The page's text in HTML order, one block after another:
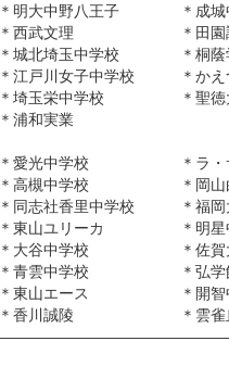
＊明大中野八王子
＊西武文理 ＊田
＊城北埼玉中学校
＊江戸川女子中学校 ＊か
＊埼玉栄中学校 ＊聖徳
＊浦和実業
＊愛光中学校 ＊ラ
＊高槻中学校 ＊岡山
＊同志社香里中学校 ＊福
＊東山ユリーカ ＊
＊大谷中学校 ＊佐賀
＊青雲中学校 ＊
＊東山エース ＊開
＊香川誠陵 ＊雲雀丘